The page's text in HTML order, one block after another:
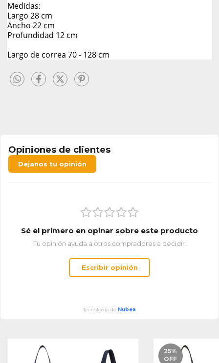
Medidas:
Largo 28 cm
Ancho 22 cm
Profundidad 12 cm
Largo de correa 70 - 128 cm
Opiniones de clientes
Dejanos tu opinión
Sé el primero en opinar sobre este producto
Tu opinión ayuda a otros compradores a decidir.
Escribir opinión
Tecnología de Nubea
25%
OFF